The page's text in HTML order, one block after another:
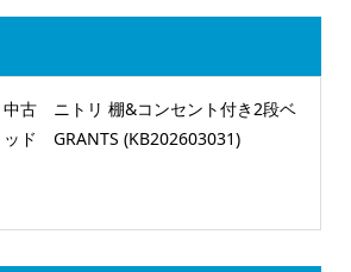
中古 ニトリ 棚&コンセント付き2段ベ
ッド GRANTS (KB202603031)